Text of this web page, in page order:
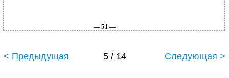
— 51 —
< Предыдущая 5 / 14 Следующая >